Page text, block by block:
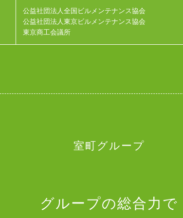
公益社団法人全国ビルメンテナンス協会
公益社団法人東京ビルメンテナンス協会
東京商工会議所
室町グループ
グループの総合力で